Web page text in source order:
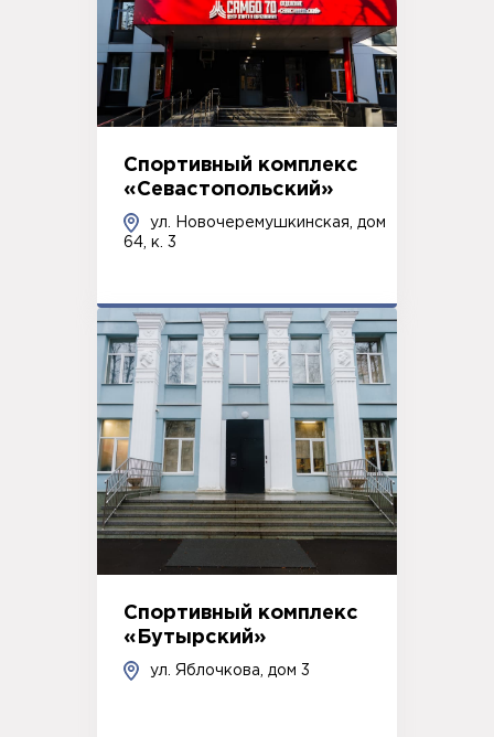
Спортивный комплекс
«Севастопольский»
ул. Новочеремушкинская, дом
64, к. 3
Спортивный комплекс
«Бутырский»
ул. Яблочкова, дом 3